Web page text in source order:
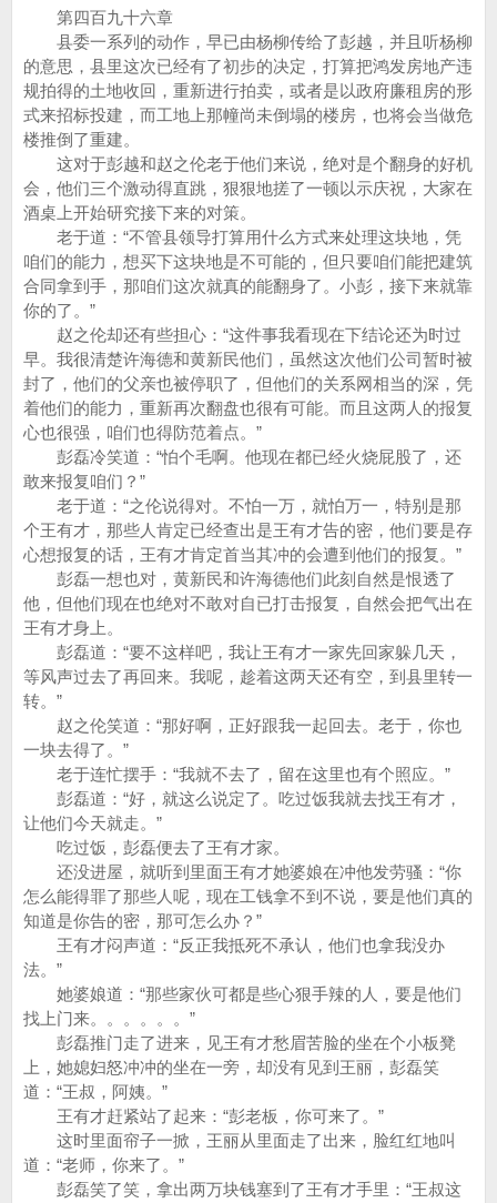
第四百九十六章
县委一系列的动作，早已由杨柳传给了彭越，并且听杨柳
的意思，县里这次已经有了初步的决定，打算把鸿发房地产违
规拍得的土地收回，重新进行拍卖，或者是以政府廉租房的形
式来招标投建，而工地上那幢尚未倒塌的楼房，也将会当做危
楼推倒了重建。
这对于彭越和赵之伦老于他们来说，绝对是个翻身的好机
会，他们三个激动得直跳，狠狠地搓了一顿以示庆祝，大家在
酒桌上开始研究接下来的对策。
老于道：“不管县领导打算用什么方式来处理这块地，凭
咱们的能力，想买下这块地是不可能的，但只要咱们能把建筑
合同拿到手，那咱们这次就真的能翻身了。小彭，接下来就靠
你的了。”
赵之伦却还有些担心：“这件事我看现在下结论还为时过
早。我很清楚许海德和黄新民他们，虽然这次他们公司暂时被
封了，他们的父亲也被停职了，但他们的关系网相当的深，凭
着他们的能力，重新再次翻盘也很有可能。而且这两人的报复
心也很强，咱们也得防范着点。”
彭磊冷笑道：“怕个毛啊。他现在都已经火烧屁股了，还
敢来报复咱们？”
老于道：“之伦说得对。不怕一万，就怕万一，特别是那
个王有才，那些人肯定已经查出是王有才告的密，他们要是存
心想报复的话，王有才肯定首当其冲的会遭到他们的报复。”
彭磊一想也对，黄新民和许海德他们此刻自然是恨透了
他，但他们现在也绝对不敢对自已打击报复，自然会把气出在
王有才身上。
彭磊道：“要不这样吧，我让王有才一家先回家躲几天，
等风声过去了再回来。我呢，趁着这两天还有空，到县里转一
转。”
赵之伦笑道：“那好啊，正好跟我一起回去。老于，你也
一块去得了。”
老于连忙摆手：“我就不去了，留在这里也有个照应。”
彭磊道：“好，就这么说定了。吃过饭我就去找王有才，
让他们今天就走。”
吃过饭，彭磊便去了王有才家。
还没进屋，就听到里面王有才她婆娘在冲他发劳骚：“你
怎么能得罪了那些人呢，现在工钱拿不到不说，要是他们真的
知道是你告的密，那可怎么办？”
王有才闷声道：“反正我抵死不承认，他们也拿我没办
法。”
她婆娘道：“那些家伙可都是些心狠手辣的人，要是他们
找上门来。。。。。。”
彭磊推门走了进来，见王有才愁眉苦脸的坐在个小板凳
上，她媳妇怒冲冲的坐在一旁，却没有见到王丽，彭磊笑
道：“王叔，阿姨。”
王有才赶紧站了起来：“彭老板，你可来了。”
这时里面帘子一掀，王丽从里面走了出来，脸红红地叫
道：“老师，你来了。”
彭磊笑了笑，拿出两万块钱塞到了王有才手里：“王叔这